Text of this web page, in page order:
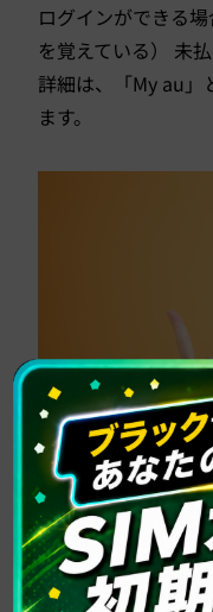
ログインができる
を覚えている） 未
詳細は、「My au」
ます。
携帯の未払い
るには
携帯料金の滞納が